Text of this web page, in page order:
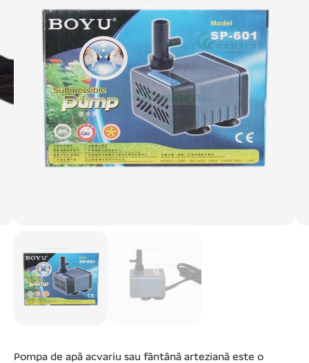
Pompa de apă acvariu sau fântână arteziană este o